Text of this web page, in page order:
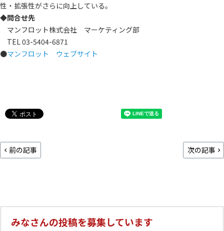
性・拡張性がさらに向上している。
◆問合せ先
マンフロット株式会社 マーケティング部
TEL 03-5404-6871
●マンフロット ウェブサイト
前の記事 次の記事
みなさんの投稿を募集しています